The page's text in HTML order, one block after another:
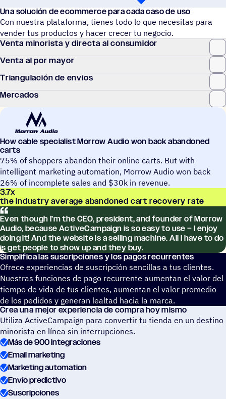
Una solu­ción de ecom­merce para cada caso de uso
Con nuestra plataforma, tienes todo lo que necesitas para
vender tus productos y hacer crecer tu negocio.
Venta mino­rista y directa al consumidor
Venta al por mayor
Trian­gu­la­ción de envíos
Merca­dos
How cable specia­list Morrow Audio won back abandoned
carts
75% of shoppers abandon their online carts. But with
intelligent marketing automation, Morrow Audio won back
26% of incomplete sales and $30k in revenue.
3.7x
the industry average abandoned cart recovery rate
Even though I’m the CEO, presi­dent, and founder of Morrow
Audio, because ActiveCampaign is so easy to use – I enjoy
doing it! And the website is a selling machine. All I have to do
is get people to show up and they buy.
Simpli­fica las suscrip­cio­nes y los pagos recurrentes
Ofrece experiencias de suscripción sencillas a tus clientes.
Nuestras funciones de pago recurrente aumentan el valor del
tiempo de vida de tus clientes, aumentan el valor promedio
de los pedidos y generan lealtad hacia la marca.
Crea una mejor expe­rien­cia de compra hoy mismo
Utiliza ActiveCampaign para convertir tu tienda en un destino
minorista en línea sin interrupciones.
Más de 900 integraciones
Email marketing
Marketing automation
Envío predictivo
Suscripciones